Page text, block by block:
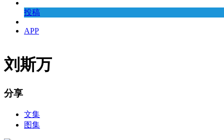
投稿
APP
刘斯万
分享
文集
图集